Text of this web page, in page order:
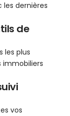
dernières
de
les plus
immobiliers
vos